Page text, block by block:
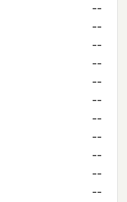
--
--
--
--
--
--
--
--
--
--
--